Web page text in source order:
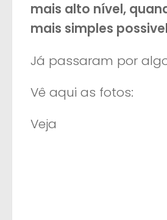
mais alto nível,
mais simples
Já passaram por
Vê aqui as fotos:
Veja